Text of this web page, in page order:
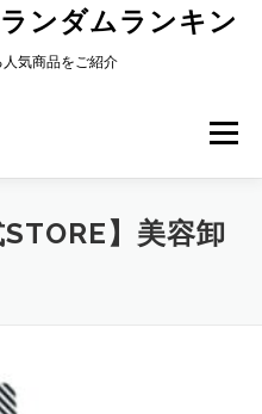
ンダムランキン
気商品をご紹介
メニュー
STORE】美容卸